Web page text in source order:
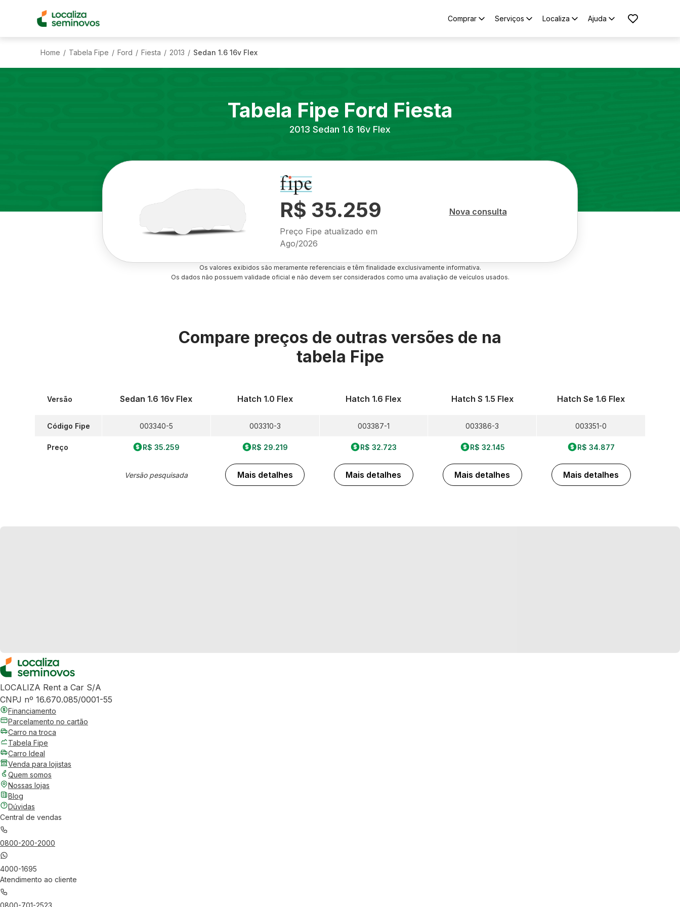
Comprar Serviços Localiza Ajuda
Home / Tabela Fipe / Ford / Fiesta / 2013 / Sedan 1.6 16v Flex
Tabela Fipe Ford Fiesta
2013 Sedan 1.6 16v Flex
R$ 35.259
Preço Fipe atualizado em
Ago/2026
Nova consulta
Os valores exibidos são meramente referenciais e têm finalidade exclusivamente informativa.
Os dados não possuem validade oficial e não devem ser considerados como uma avaliação de veículos usados.
Compare preços de outras versões de na
tabela Fipe
Versão
Código Fipe
Preço
Sedan 1.6 16v Flex
003340-5
R$ 35.259
Versão pesquisada
Hatch 1.0 Flex
003310-3
R$ 29.219
Mais detalhes
Hatch 1.6 Flex
003387-1
R$ 32.723
Mais detalhes
Hatch S 1.5 Flex
003386-3
R$ 32.145
Mais detalhes
Hatch Se 1.6 Flex
003351-0
R$ 34.877
Mais detalhes
LOCALIZA Rent a Car S/A
CNPJ nº 16.670.085/0001-55
Financiamento
Parcelamento no cartão
Carro na troca
Tabela Fipe
Carro Ideal
Venda para lojistas
Quem somos
Nossas lojas
Blog
Dúvidas
Central de vendas
0800-200-2000
4000-1695
Atendimento ao cliente
0800-701-2523